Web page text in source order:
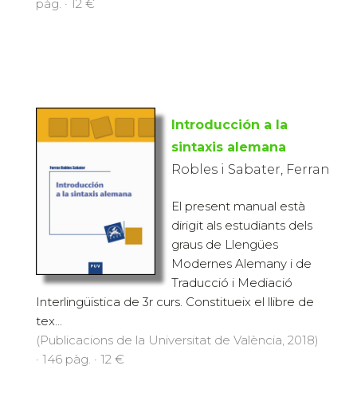
pàg. · 12 €
Introducción a la
sintaxis alemana
Robles i Sabater, Ferran
El present manual està
dirigit als estudiants dels
graus de Llengües
Modernes Alemany i de
Traducció i Mediació
Interlingüïstica de 3r curs. Constitueix el llibre de
tex...
(Publicacions de la Universitat de València, 2018)
· 146 pàg. · 12 €